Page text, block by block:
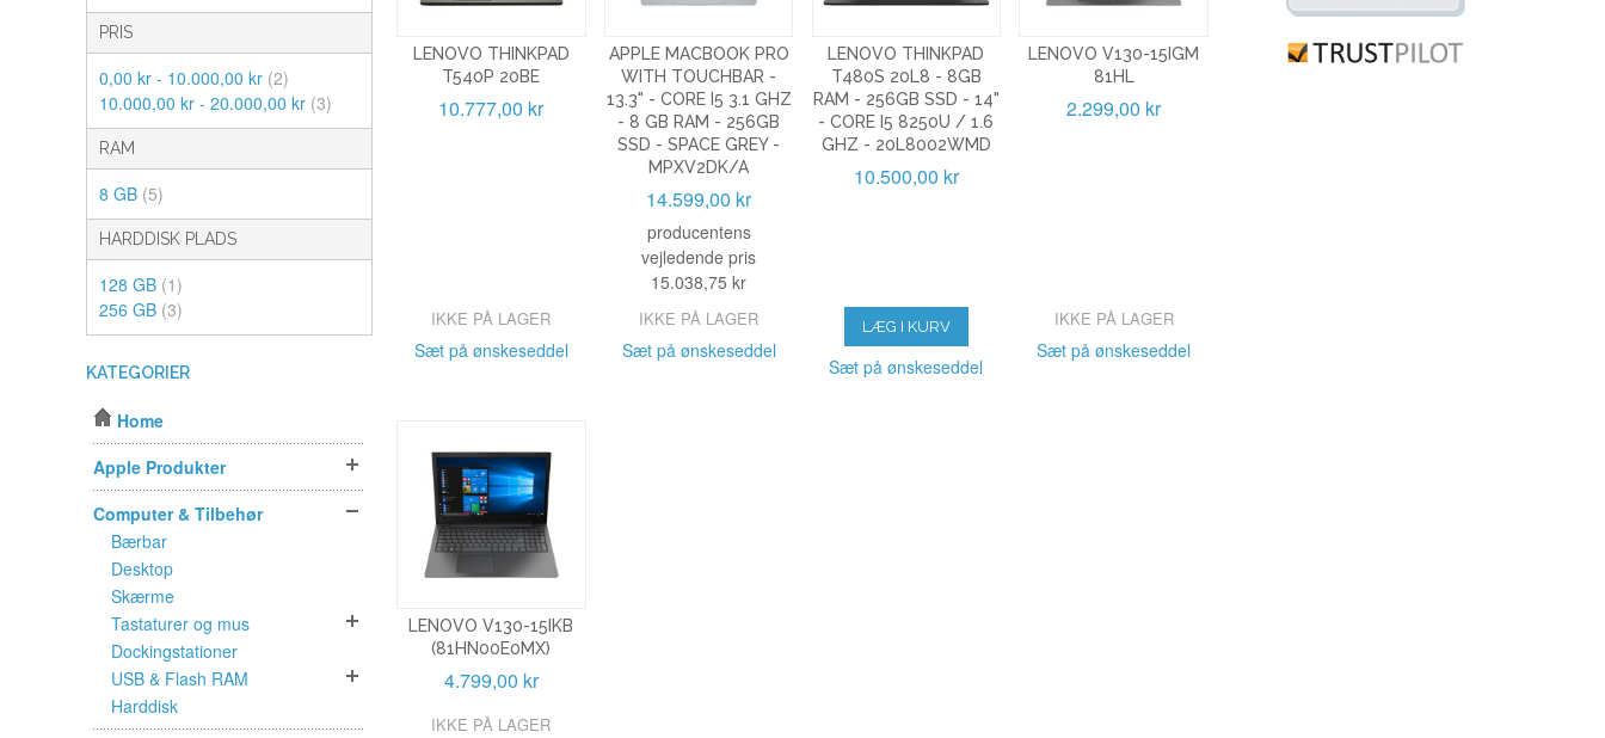
PRIS
0,00 kr - 10.000,00 kr (2)
10.000,00 kr - 20.000,00 kr (3)
RAM
8 GB (5)
HARDDISK PLADS
128 GB (1)
256 GB (3)
LENOVO THINKPAD
T540P 20BE
10.777,00 kr
IKKE PÅ LAGER
Sæt på ønskeseddel
APPLE MACBOOK PRO
WITH TOUCHBAR -
13.3" - CORE I5 3.1 GHZ
- 8 GB RAM - 256GB
SSD - SPACE GREY -
MPXV2DK/A
14.599,00 kr
producentens
vejledende pris
15.038,75 kr
IKKE PÅ LAGER
Sæt på ønskeseddel
LENOVO THINKPAD
T480S 20L8 - 8GB
RAM - 256GB SSD - 14"
- CORE I5 8250U / 1.6
GHZ - 20L8002WMD
10.500,00 kr
LÆG I KURV
Sæt på ønskeseddel
LENOVO V130-15IGM
81HL
2.299,00 kr
IKKE PÅ LAGER
Sæt på ønskeseddel
LENOVO V130-15IKB
(81HN00E0MX)
4.799,00 kr
IKKE PÅ LAGER
KATEGORIER
Home
Apple Produkter
Computer & Tilbehør
Bærbar
Desktop
Skærme
Tastaturer og mus
Dockingstationer
USB & Flash RAM
Harddisk